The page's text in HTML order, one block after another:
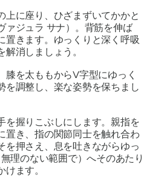
上に座り、ひざまずいてかかと
ァジュラ サナ）。背筋を伸ば
置きます。ゆっくりと深く呼吸
消しましょう。
膝を太ももからV字型にゆっく
を調整し、楽な姿勢を保ちまし
を握りこぶしにします。親指を
置き、指の関節同士を触れ合わ
を押さえ、息を吐きながらゆっ
理のない範囲で）へそのあたり
ます。